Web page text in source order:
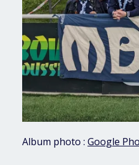
Album photo : Google